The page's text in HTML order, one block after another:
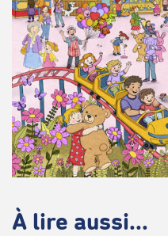
À lire aussi...